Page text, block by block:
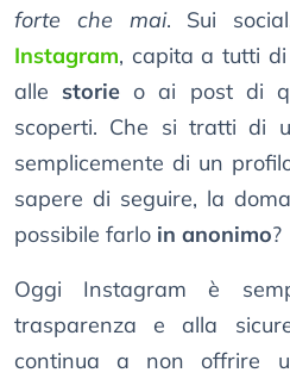
forte che mai. Sui
Instagram, capita a tutti di
alle storie o ai post di
scoperti. Che si tratti di
semplicemente di un
sapere di seguire, la
possibile farlo in anonimo?
Oggi Instagram è
trasparenza e alla
continua a non offrire